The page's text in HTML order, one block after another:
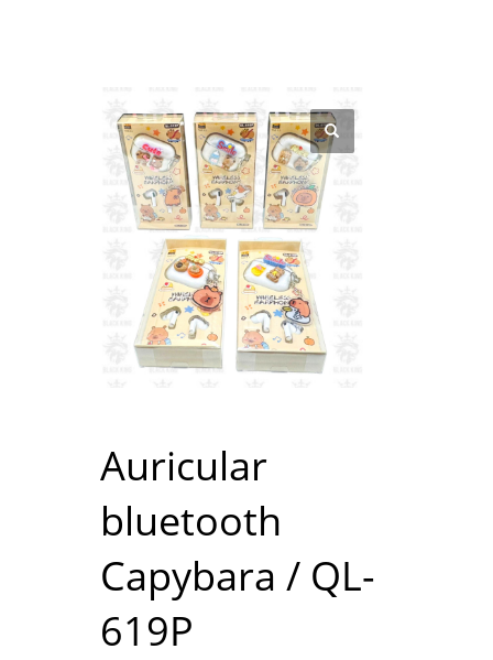
Auricular
bluetooth
Capybara / QL-
619P